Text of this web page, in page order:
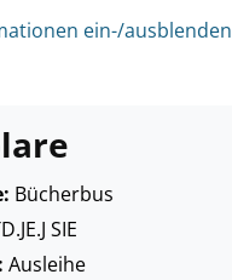
ein-/ausblenden
Bücherbus
SIE
Ausleihe